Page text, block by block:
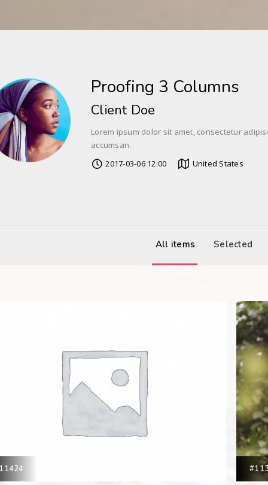
Proofing 3 Columns
Client Doe
Lorem ipsum dolor sit amet, consectetur
accumsan.
2017-03-06 12:00
United States
All items Selected